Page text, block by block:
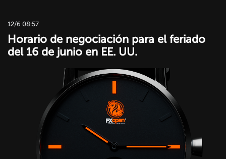
12/6 08:57
Horario de negociación para el feriado
del 16 de junio en EE. UU.